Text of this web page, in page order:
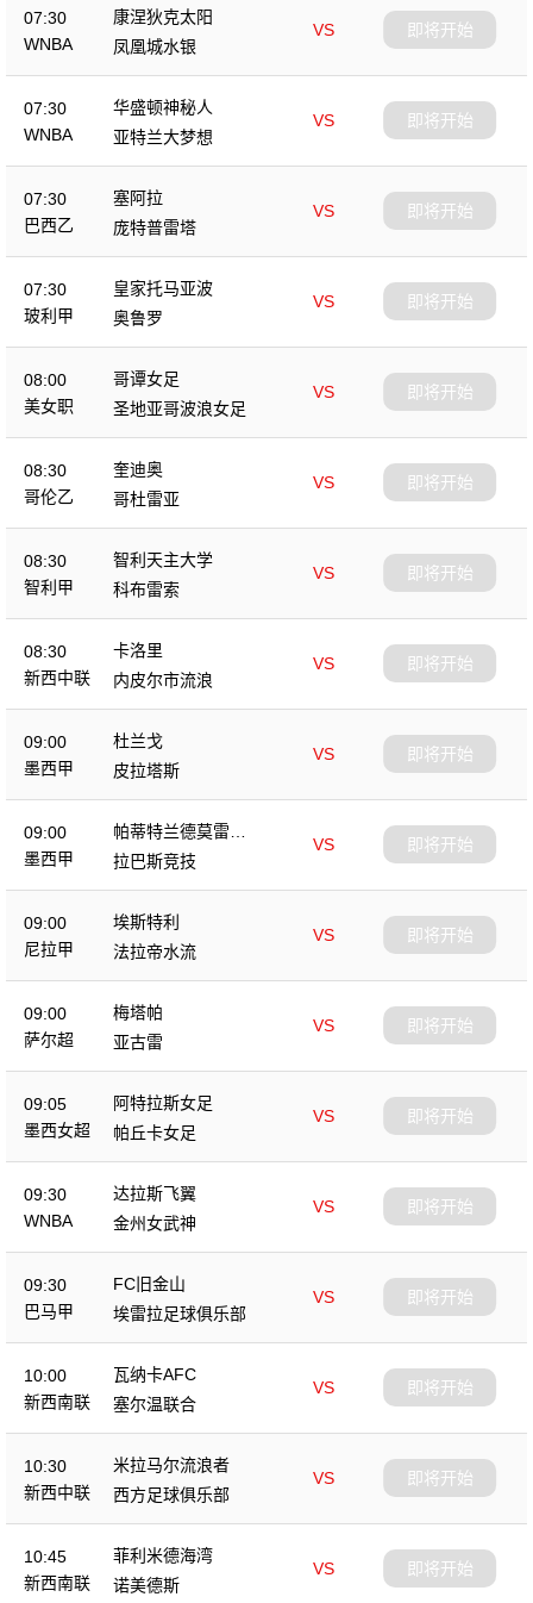
07:30
WNBA
康涅狄克太阳
VS
凤凰城水银
即将开始
07:30
WNBA
华盛顿神秘人
VS
亚特兰大梦想
即将开始
07:30
巴西乙
塞阿拉
VS
庞特普雷塔
即将开始
07:30
玻利甲
皇家托马亚波
VS
奥鲁罗
即将开始
08:00
美女职
哥谭女足
VS
圣地亚哥波浪女足
即将开始
08:30
哥伦乙
奎迪奥
VS
哥杜雷亚
即将开始
08:30
智利甲
智利天主大学
VS
科布雷索
即将开始
08:30
新西中联
卡洛里
VS
内皮尔市流浪
即将开始
09:00
墨西甲
杜兰戈
VS
皮拉塔斯
即将开始
09:00
墨西甲
帕蒂特兰德莫雷洛
斯
VS
拉巴斯竞技
即将开始
09:00
尼拉甲
埃斯特利
VS
法拉帝水流
即将开始
09:00
萨尔超
梅塔帕
VS
亚古雷
即将开始
09:05
墨西女超
阿特拉斯女足
VS
帕丘卡女足
即将开始
09:30
WNBA
达拉斯飞翼
VS
金州女武神
即将开始
09:30
巴马甲
FC旧金山
VS
埃雷拉足球俱乐部
即将开始
10:00
新西南联
瓦纳卡AFC
VS
塞尔温联合
即将开始
10:30
新西中联
米拉马尔流浪者
VS
西方足球俱乐部
即将开始
10:45
新西南联
菲利米德海湾
VS
诺美德斯
即将开始